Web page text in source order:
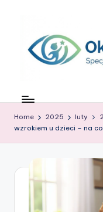
content
z
k
o
w
Home 2025 luty
wzrokiem u dzieci – na